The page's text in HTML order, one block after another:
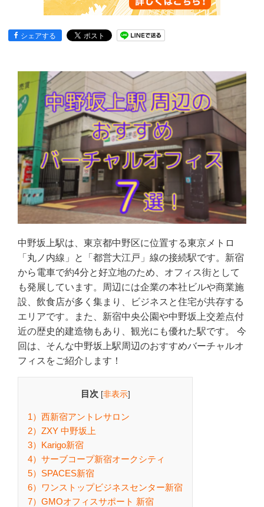
シェアする
中野坂上駅は、東京都中野区に位置する東京メトロ
「丸ノ内線」と「都営大江戸」線の接続駅です。新宿
から電車で約4分と好立地のため、オフィス街として
も発展しています。周辺には企業の本社ビルや商業施
設、飲食店が多く集まり、ビジネスと住宅が共存する
エリアです。また、新宿中央公園や中野坂上交差点付
近の歴史的建造物もあり、観光にも優れた駅です。 今
回は、そんな中野坂上駅周辺のおすすめバーチャルオ
フィスをご紹介します！
目次 [非表示]
1）西新宿アントレサロン
2）ZXY 中野坂上
3）Karigo新宿
4）サーブコープ新宿オークシティ
5）SPACES新宿
6）ワンストップビジネスセンター新宿
7）GMOオフィスサポート 新宿